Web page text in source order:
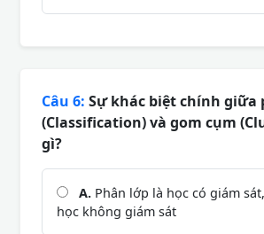
Câu 6: Sự khác biệt chính giữa
(Classification) và gom cụm
gì?
A. Phân lớp là học có giám
học không giám sát